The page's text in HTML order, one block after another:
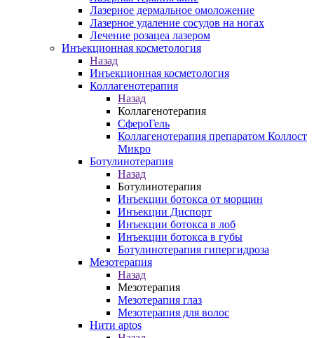
Лазерное дермальное омоложение
Лазерное удаление сосудов на ногах
Лечение розацеа лазером
Инъекционная косметология
Назад
Инъекционная косметология
Коллагенотерапия
Назад
Коллагенотерапия
СфероГель
Коллагенотерапия препаратом Коллост
Микро
Ботулинотерапия
Назад
Ботулинотерапия
Инъекции ботокса от морщин
Инъекции Диспорт
Инъекции ботокса в лоб
Инъекции ботокса в губы
Ботулинотерапия гипергидроза
Мезотерапия
Назад
Мезотерапия
Мезотерапия глаз
Мезотерапия для волос
Нити aptos